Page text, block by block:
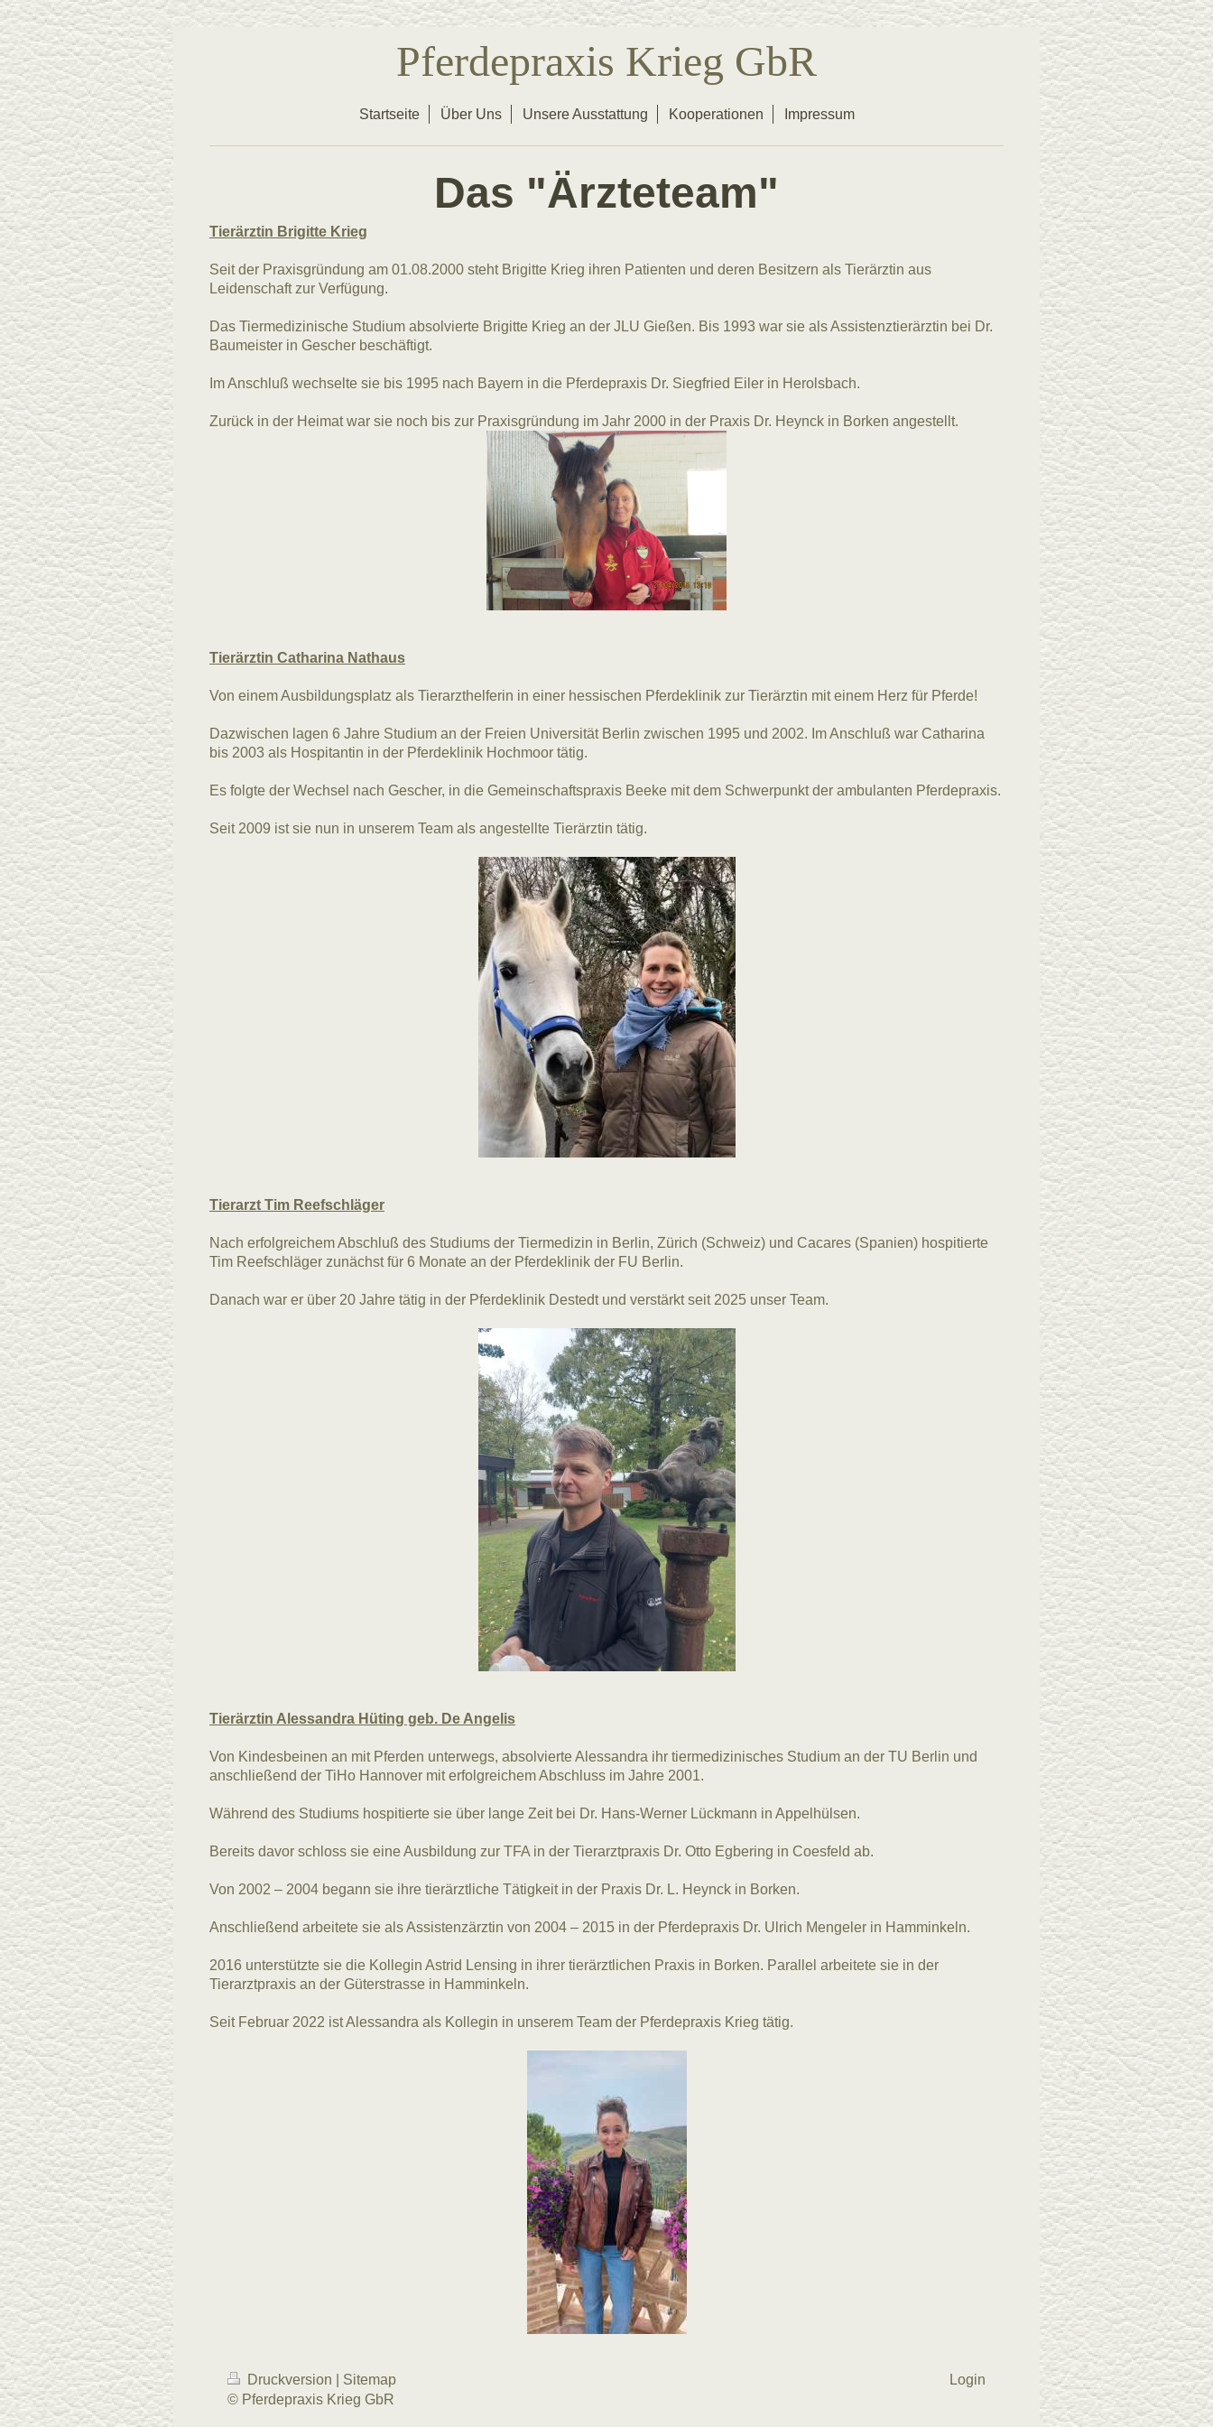
Pferdepraxis Krieg GbR
Startseite Über Uns Unsere Ausstattung Kooperationen Impressum
Das "Ärzteteam"
Tierärztin Brigitte Krieg
Seit der Praxisgründung am 01.08.2000 steht Brigitte Krieg ihren Patienten und deren Besitzern als Tierärztin aus
Leidenschaft zur Verfügung.
Das Tiermedizinische Studium absolvierte Brigitte Krieg an der JLU Gießen. Bis 1993 war sie als Assistenztierärztin bei Dr.
Baumeister in Gescher beschäftigt.
Im Anschluß wechselte sie bis 1995 nach Bayern in die Pferdepraxis Dr. Siegfried Eiler in Herolsbach.
Zurück in der Heimat war sie noch bis zur Praxisgründung im Jahr 2000 in der Praxis Dr. Heynck in Borken angestellt.
Tierärztin Catharina Nathaus
Von einem Ausbildungsplatz als Tierarzthelferin in einer hessischen Pferdeklinik zur Tierärztin mit einem Herz für Pferde!
Dazwischen lagen 6 Jahre Studium an der Freien Universität Berlin zwischen 1995 und 2002. Im Anschluß war Catharina
bis 2003 als Hospitantin in der Pferdeklinik Hochmoor tätig.
Es folgte der Wechsel nach Gescher, in die Gemeinschaftspraxis Beeke mit dem Schwerpunkt der ambulanten Pferdepraxis.
Seit 2009 ist sie nun in unserem Team als angestellte Tierärztin tätig.
Tierarzt Tim Reefschläger
Nach erfolgreichem Abschluß des Studiums der Tiermedizin in Berlin, Zürich (Schweiz) und Cacares (Spanien) hospitierte
Tim Reefschläger zunächst für 6 Monate an der Pferdeklinik der FU Berlin.
Danach war er über 20 Jahre tätig in der Pferdeklinik Destedt und verstärkt seit 2025 unser Team.
Tierärztin Alessandra Hüting geb. De Angelis
Von Kindesbeinen an mit Pferden unterwegs, absolvierte Alessandra ihr tiermedizinisches Studium an der TU Berlin und
anschließend der TiHo Hannover mit erfolgreichem Abschluss im Jahre 2001.
Während des Studiums hospitierte sie über lange Zeit bei Dr. Hans-Werner Lückmann in Appelhülsen.
Bereits davor schloss sie eine Ausbildung zur TFA in der Tierarztpraxis Dr. Otto Egbering in Coesfeld ab.
Von 2002 – 2004 begann sie ihre tierärztliche Tätigkeit in der Praxis Dr. L. Heynck in Borken.
Anschließend arbeitete sie als Assistenzärztin von 2004 – 2015 in der Pferdepraxis Dr. Ulrich Mengeler in Hamminkeln.
2016 unterstützte sie die Kollegin Astrid Lensing in ihrer tierärztlichen Praxis in Borken. Parallel arbeitete sie in der
Tierarztpraxis an der Güterstrasse in Hamminkeln.
Seit Februar 2022 ist Alessandra als Kollegin in unserem Team der Pferdepraxis Krieg tätig.
Druckversion
Sitemap
© Pferdepraxis Krieg GbR
Login